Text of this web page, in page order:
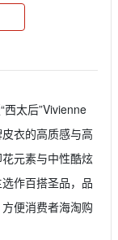
太后”Vivienne
衣的高质感与高
元素与中性酷炫
作百搭圣品，品
便消费者海淘购